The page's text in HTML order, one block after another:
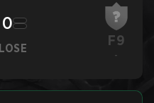
0
LOSE F9
-